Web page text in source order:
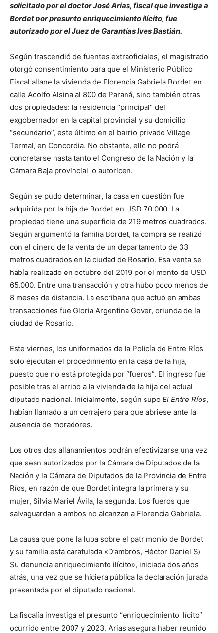
solicitado por el doctor José Arias, fiscal que investiga a
Bordet por presunto enriquecimiento ilícito, fue
autorizado por el Juez de Garantías Ives Bastián.
Según trascendió de fuentes extraoficiales, el magistrado
otorgó consentimiento para que el Ministerio Público
Fiscal allane la vivienda de Florencia Gabriela Bordet en
calle Adolfo Alsina al 800 de Paraná, sino también otras
dos propiedades: la residencia “principal” del
exgobernador en la capital provincial y su domicilio
“secundario”, este último en el barrio privado Village
Termal, en Concordia. No obstante, ello no podrá
concretarse hasta tanto el Congreso de la Nación y la
Cámara Baja provincial lo autoricen.
Según se pudo determinar, la casa en cuestión fue
adquirida por la hija de Bordet en USD 70.000. La
propiedad tiene una superficie de 219 metros cuadrados.
Según argumentó la familia Bordet, la compra se realizó
con el dinero de la venta de un departamento de 33
metros cuadrados en la ciudad de Rosario. Esa venta se
había realizado en octubre del 2019 por el monto de USD
65.000. Entre una transacción y otra hubo poco menos de
8 meses de distancia. La escribana que actuó en ambas
transacciones fue Gloria Argentina Gover, oriunda de la
ciudad de Rosario.
Este viernes, los uniformados de la Policía de Entre Ríos
solo ejecutan el procedimiento en la casa de la hija,
puesto que no está protegida por “fueros”. El ingreso fue
posible tras el arribo a la vivienda de la hija del actual
diputado nacional. Inicialmente, según supo El Entre Ríos,
habían llamado a un cerrajero para que abriese ante la
ausencia de moradores.
Los otros dos allanamientos podrán efectivizarse una vez
que sean autorizados por la Cámara de Diputados de la
Nación y la Cámara de Diputados de la Provincia de Entre
Ríos, en razón de que Bordet integra la primera y su
mujer, Silvia Mariel Ávila, la segunda. Los fueros que
salvaguardan a ambos no alcanzan a Florencia Gabriela.
La causa que pone la lupa sobre el patrimonio de Bordet
y su familia está caratulada «D’ambros, Héctor Daniel S/
Su denuncia enriquecimiento ilícito», iniciada dos años
atrás, una vez que se hiciera pública la declaración jurada
presentada por el diputado nacional.
La fiscalía investiga el presunto “enriquecimiento ilícito”
ocurrido entre 2007 y 2023. Arias asegura haber reunido